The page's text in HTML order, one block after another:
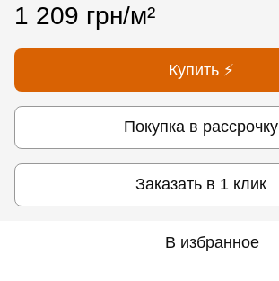
1 209 грн/м²
Купить ⚡
Покупка в рассрочку
Заказать в 1 клик
В избранное